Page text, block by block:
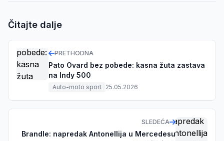
Čitajte dalje
PRETHODNA
Pato Ovard bez pobede: kasna žuta zastava
na Indy 500
Auto-moto sport 25.05.2026
SLEDEĆA
Brandle: napredak Antonellija u Mercedesu